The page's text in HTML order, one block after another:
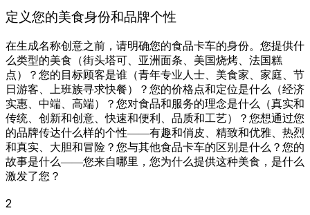
定义您的美食身份和品牌个性
在生成名称创意之前，请明确您的食品卡车的身份。您提供什
么类型的美食（街头塔可、亚洲面条、美国烧烤、法国糕
点）？您的目标顾客是谁（青年专业人士、美食家、家庭、节
日游客、上班族寻求快餐）？您的价格点和定位是什么（经济
实惠、中端、高端）？您对食品和服务的理念是什么（真实和
传统、创新和创意、快速和便利、品质和工艺）？您想通过您
的品牌传达什么样的个性——有趣和俏皮、精致和优雅、热烈
和真实、大胆和冒险？您与其他食品卡车的区别是什么？您的
故事是什么——您来自哪里，您为什么提供这种美食，是什么
激发了您？
2